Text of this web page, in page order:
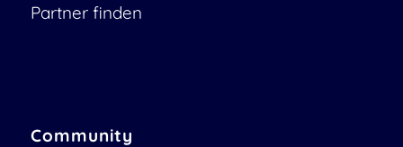
Partner finden
Community